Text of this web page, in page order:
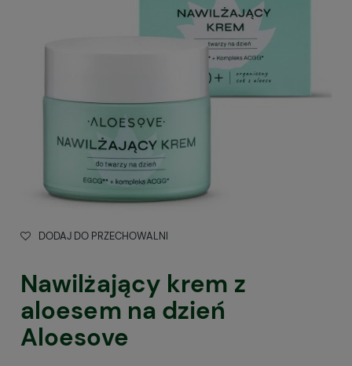
DODAJ DO PRZECHOWALNI
Nawilżający krem z
aloesem na dzień
Aloesove